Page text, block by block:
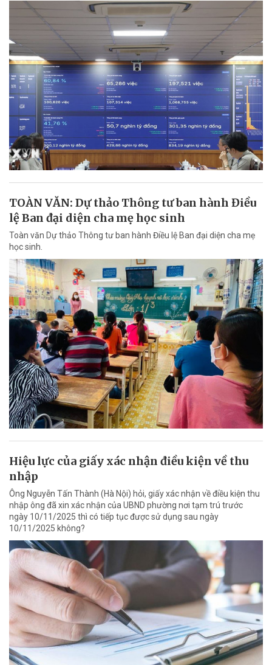
TOÀN VĂN: Dự thảo Thông tư ban hành Điều
lệ Ban đại diện cha mẹ học sinh
Toàn văn Dự thảo Thông tư ban hành Điều lệ Ban đại diện cha mẹ
học sinh.
Hiệu lực của giấy xác nhận điều kiện về thu
nhập
Ông Nguyễn Tấn Thành (Hà Nội) hỏi, giấy xác nhận về điều kiện thu
nhập ông đã xin xác nhận của UBND phường nơi tạm trú trước
ngày 10/11/2025 thì có tiếp tục được sử dụng sau ngày
10/11/2025 không?